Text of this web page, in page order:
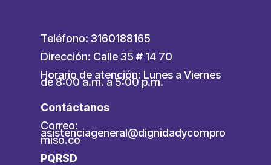
Teléfono: 3160188165
Dirección: Calle 35 # 14 70
Horario de atención: Lunes a Viernes
de 8:00 a.m. a 5:00 p.m.
Contáctanos
Correo:
asistenciageneral@dignidadycompro
miso.co
PQRSD